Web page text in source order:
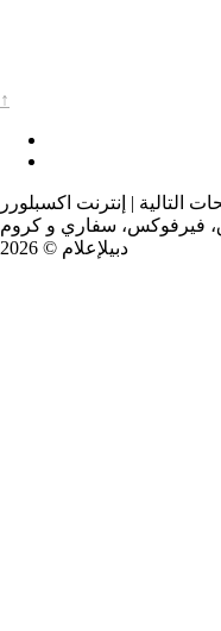
↑
التالية | إنترنت اكسبلورر
دبيلإعلام © 2026